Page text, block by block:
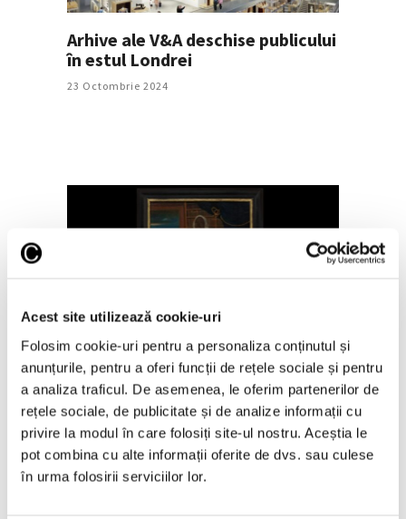
Acest site utilizează cookie-uri
Folosim cookie-uri pentru a personaliza conținutul și
anunțurile, pentru a oferi funcții de rețele sociale și pentru
a analiza traficul. De asemenea, le oferim partenerilor de
rețele sociale, de publicitate și de analize informații cu
privire la modul în care folosiți site-ul nostru. Aceștia le
pot combina cu alte informații oferite de dvs. sau culese
în urma folosirii serviciilor lor.
Arhive ale V&A deschise publicului
în estul Londrei
23 Octombrie 2024
Analize cu raze X asupra unui
tablou dezvăluie un geniu de
culoare ignorat
17 Octombrie 2024